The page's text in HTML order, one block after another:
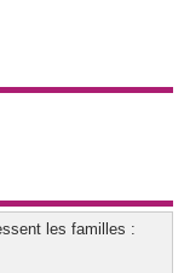
les familles :